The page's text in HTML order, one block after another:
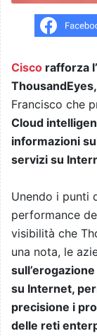
Cisco rafforza
ThousandEyes,
Francisco che
Cloud
informazioni
servizi su
Unendo i punti
performance
visibilità che
una nota, le
su Internet,
precisione i
delle reti